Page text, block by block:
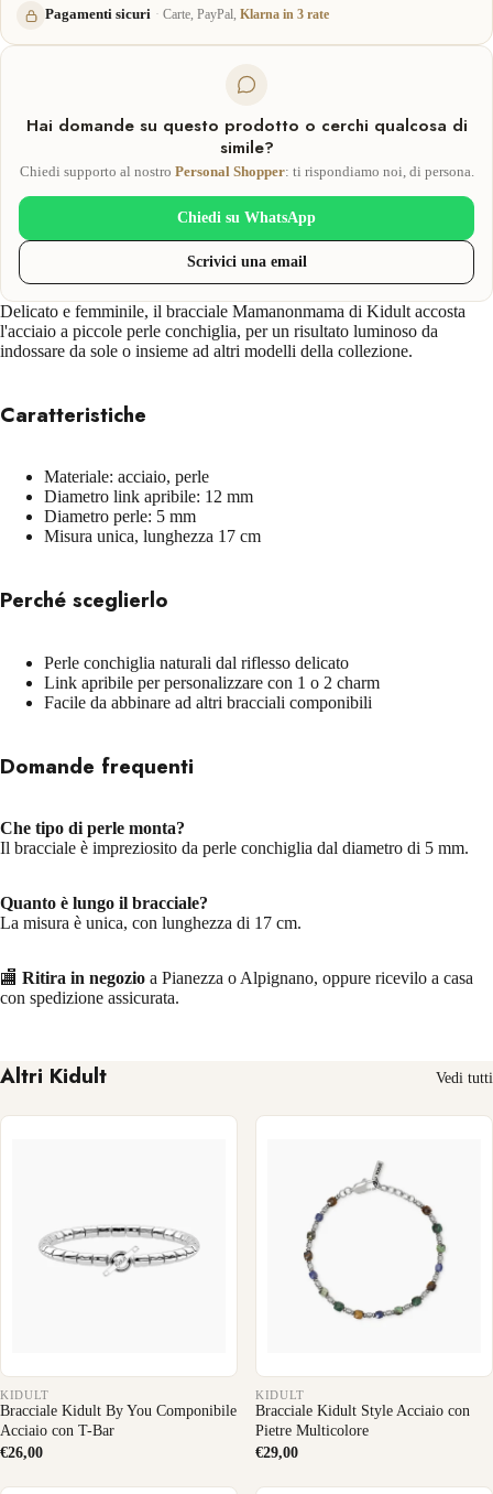
Pagamenti sicuri Carte, PayPal, Klarna in 3 rate
Hai domande su questo prodotto o cerchi qualcosa di
simile?
Chiedi supporto al nostro Personal Shopper: ti rispondiamo noi, di persona.
Chiedi su WhatsApp
Scrivici una email
Delicato e femminile, il bracciale Mamanonmama di Kidult accosta
l'acciaio a piccole perle conchiglia, per un risultato luminoso da
indossare da sole o insieme ad altri modelli della collezione.
Caratteristiche
Materiale: acciaio, perle
Diametro link apribile: 12 mm
Diametro perle: 5 mm
Misura unica, lunghezza 17 cm
Perché sceglierlo
Perle conchiglia naturali dal riflesso delicato
Link apribile per personalizzare con 1 o 2 charm
Facile da abbinare ad altri bracciali componibili
Domande frequenti
Che tipo di perle monta?
Il bracciale è impreziosito da perle conchiglia dal diametro di 5 mm.
Quanto è lungo il bracciale?
La misura è unica, con lunghezza di 17 cm.
🏬 Ritira in negozio a Pianezza o Alpignano, oppure ricevilo a casa
con spedizione assicurata.
Altri Kidult Vedi tutti
KIDULT
Bracciale Kidult By You Componibile
Acciaio con T-Bar
€26,00
KIDULT
Bracciale Kidult Style Acciaio con
Pietre Multicolore
€29,00